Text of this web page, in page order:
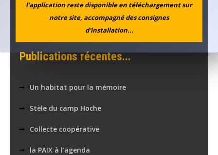
l’application reste disponible en téléchargement sur
notre site, accompagné des consignes
d'installation...
Publications récentes...
Un habitat pour la mémoire
Stèle du camp Hoche
Collecte coopérative
la PAIX à l’agenda